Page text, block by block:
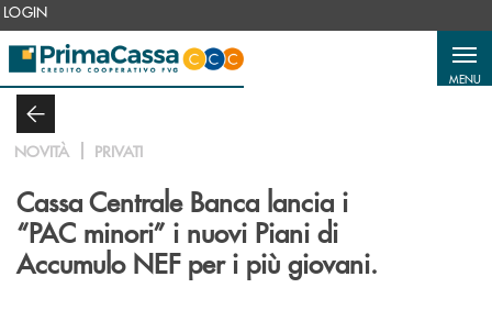
Salta al contenuto principale
LOGIN
MENU
NOVITÀ PRIVATI
Cassa Centrale Banca lancia i
“PAC minori” i nuovi Piani di
Accumulo NEF per i più giovani.